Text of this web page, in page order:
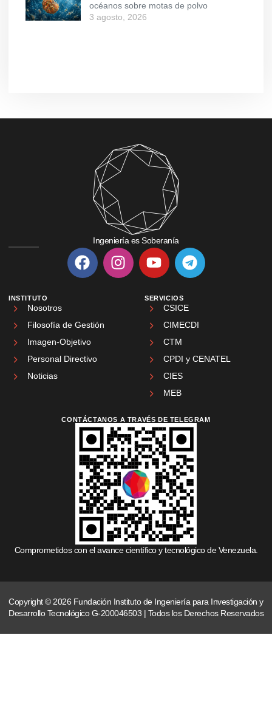
océanos sobre motas de polvo
3 agosto, 2026
Ingeniería es Soberanía
INSTITUTO
Nosotros
Filosofía de Gestión
Imagen-Objetivo
Personal Directivo
Noticias
SERVICIOS
CSICE
CIMECDI
CTM
CPDI y CENATEL
CIES
MEB
CONTÁCTANOS A TRAVÉS DE TELEGRAM
Comprometidos con el avance científico y tecnológico de Venezuela.
Copyright © 2026 Fundación Instituto de Ingeniería para Investigación y
Desarrollo Tecnológico G-200046503 | Todos los Derechos Reservados